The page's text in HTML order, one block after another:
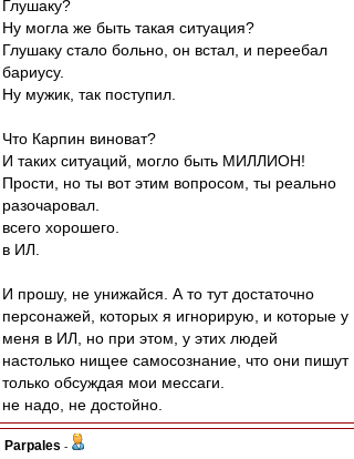
Глушаку?
Ну могла же быть такая ситуация?
Глушаку стало больно, он встал, и переебал
бариусу.
Ну мужик, так поступил.
Что Карпин виноват?
И таких ситуаций, могло быть МИЛЛИОН!
Прости, но ты вот этим вопросом, ты реально
разочаровал.
всего хорошего.
в ИЛ.
И прошу, не унижайся. А то тут достаточно
персонажей, которых я игнорирую, и которые у
меня в ИЛ, но при этом, у этих людей
настолько нищее самосознание, что они пишут
только обсуждая мои мессаги.
не надо, не достойно.
Parpales -